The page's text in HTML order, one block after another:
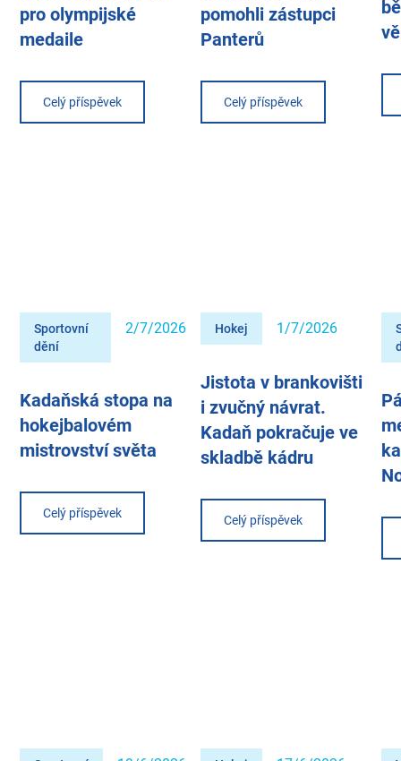
pro olympijské
medaile
Celý příspěvek
pomohli zástupci
Panterů
Celý příspěvek
Sportovní
dění
2/7/2026
Kadaňská stopa na
hokejbalovém
mistrovství světa
Celý příspěvek
Hokej 1/7/2026
Jistota v brankovišti
i zvučný návrat.
Kadaň pokračuje ve
skladbě kádru
Celý příspěvek